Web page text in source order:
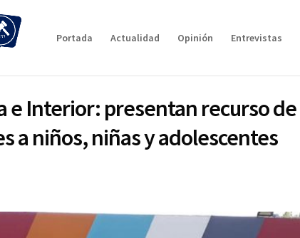
Portada Actualidad Opinión Entrevistas
e Interior: presentan recurso de
a niños, niñas y adolescentes